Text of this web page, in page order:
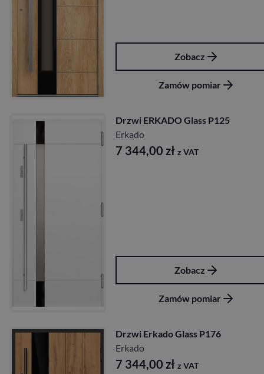
Zobacz
Zamów pomiar
Drzwi ERKADO Glass P125
Erkado
7 344,00 zł z VAT
Zobacz
Zamów pomiar
Drzwi Erkado Glass P176
Erkado
7 344,00 zł z VAT